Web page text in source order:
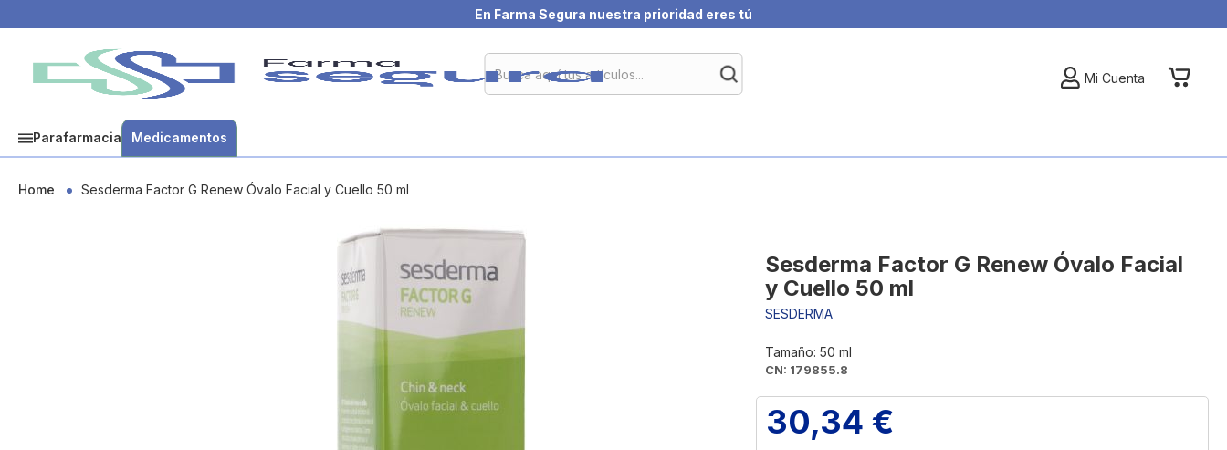
En Farma Segura nuestra prioridad eres tú
My
Mi Cuenta
Parafarmacia Medicamentos
Home Sesderma Factor G Renew Óvalo Facial y Cuello 50 ml
Sesderma Factor G Renew Óvalo Facial
y Cuello 50 ml
SESDERMA
Tamaño: 50 ml
CN: 179855.8
30,34 €